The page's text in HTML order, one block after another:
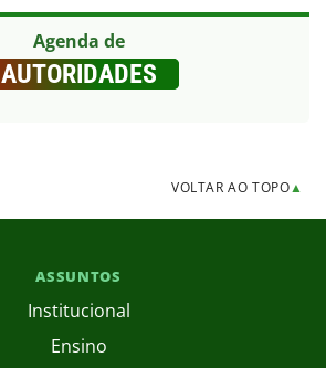
Agenda de
AUTORIDADES
VOLTAR AO TOPO▲
ASSUNTOS
Institucional
Ensino